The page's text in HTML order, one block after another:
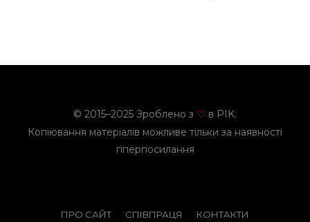
© 2015–2025 Зроблено з ♡ в PIK.
Копіювання матеріалів можливе тільки за наявності
гіперпосилання
ПРО САЙТ СПІВПРАЦЯ КОНТАКТИ